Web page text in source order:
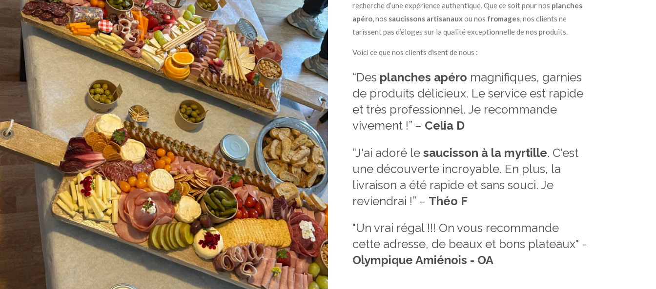
recherche d’une expérience authentique. Que ce soit pour nos planches
apéro, nos saucissons artisanauxou nos fromages, nos clients ne
tarissent pas d’éloges sur la qualité exceptionnelle de nos produits.
Voici ce que nos clients disent de nous :
“Des planches apéro magnifiques, garnies
de produits délicieux. Le service est rapide
et très professionnel. Je recommande
vivement !” – Celia D
“J'ai adoré le saucisson à la myrtille. C'est
une découverte incroyable. En plus, la
livraison a été rapide et sans souci. Je
reviendrai !” – Théo F
"Un vrai régal !!! On vous recommande
cette adresse, de beaux et bons plateaux" -
Olympique Amiénois - OA